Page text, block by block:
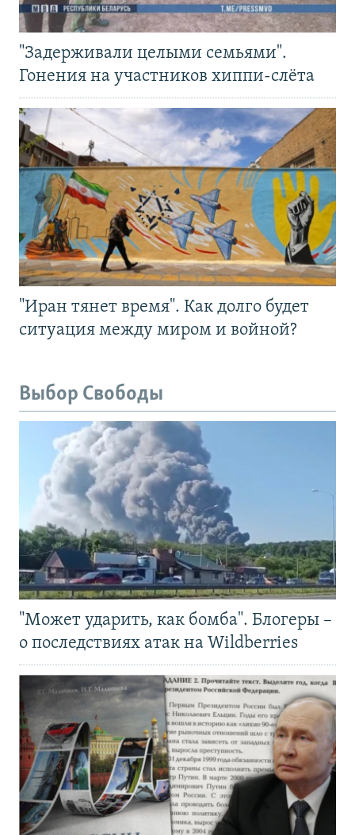
"Задерживали целыми семьями".
Гонения на участников хиппи-слёта
"Иран тянет время". Как долго будет
ситуация между миром и войной?
Выбор Свободы
"Может ударить, как бомба". Блогеры –
о последствиях атак на Wildberries